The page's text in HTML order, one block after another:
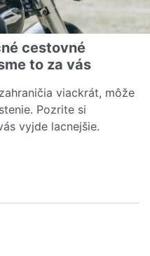
cestovné
to za vás
viackrát, môže
Pozrite si
vyjde lacnejšie.